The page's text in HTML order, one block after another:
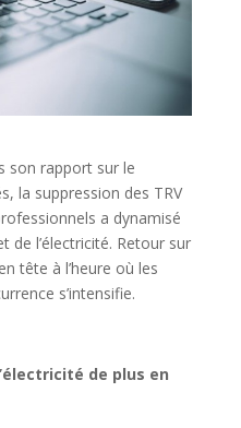
son rapport sur le
la suppression des TRV
a dynamisé
de l’électricité. Retour sur
tête à l’heure où les
s’intensifie.
de plus en